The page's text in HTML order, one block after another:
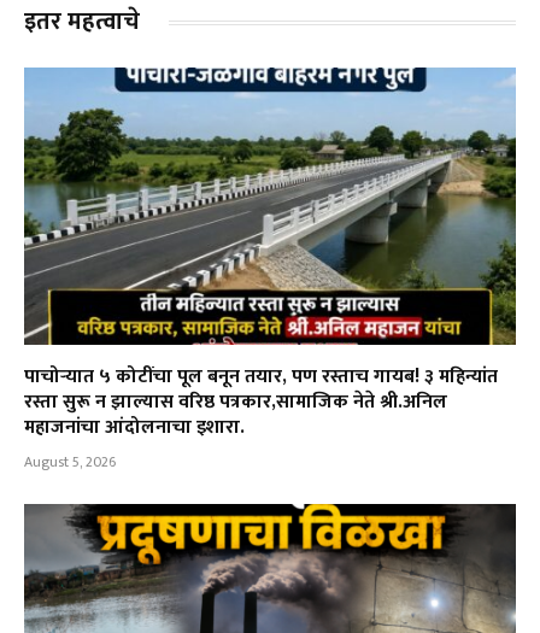
इतर महत्वाचे
पाचोऱ्यात ५ कोटींचा पूल बनून तयार, पण रस्ताच गायब! ३ महिन्यांत
रस्ता सुरू न झाल्यास वरिष्ठ पत्रकार,सामाजिक नेते श्री.अनिल
महाजनांचा आंदोलनाचा इशारा.
August 5, 2026